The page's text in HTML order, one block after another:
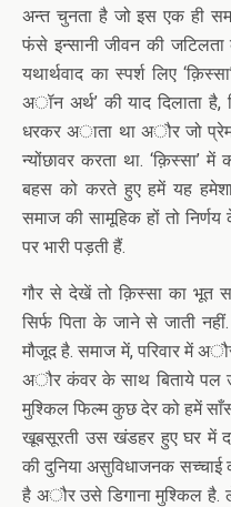
अन्त चुनता है जो इस एक ही
फंसे इन्सानी जीवन की जटिलता
यथार्थवाद का स्पर्श लिए
अॉन अर्थ’ की याद दिलाता
धरकर अाता था अौर जो
न्योंछावर करता था.
बहस को करते हुए हमें यह हमेशा
समाज की सामूहिक हों तो
पर भारी पड़ती हैं.
गौर से देखें तो क़िस्सा का भूत
सिर्फ पिता के जाने से जाती
मौजूद है. समाज में, परिवार में
अौर कंवर के साथ बिताये पल
मुश्किल फिल्म कुछ देर को हमें
खूबसूरती उस खंडहर हुए घर में
की दुनिया असुविधाजनक सच्चाई
है अौर उसे डिगाना मुश्किल है.